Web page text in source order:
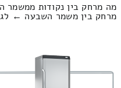
מה מרחק בין נקודות
מרחק בין משמר השבעה ← לגבעת ברנר